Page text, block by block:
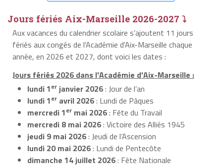
Jours fériés Aix-Marseille 2026-2027 ⤵
Aux vacances du calendrier scolaire s’ajoutent 11 jours
fériés aux congés de l'Académie d'Aix-Marseille chaque
année, en 2026 et 2027, dont voici les dates :
Jours fériés 2026 dans l'Académie d'Aix-Marseille :
lundi 1er janvier 2026: Jour de l’an
lundi 1er avril 2026: Lundi de Pâques
mercredi 1er mai 2026: Fête du Travail
mercredi 8 mai 2026: Victoire des Alliés 1945
jeudi 9 mai 2026: Jeudi de l’Ascension
lundi 20 mai 2026: Lundi de Pentecôte
dimanche 14 juillet 2026: Fête Nationale